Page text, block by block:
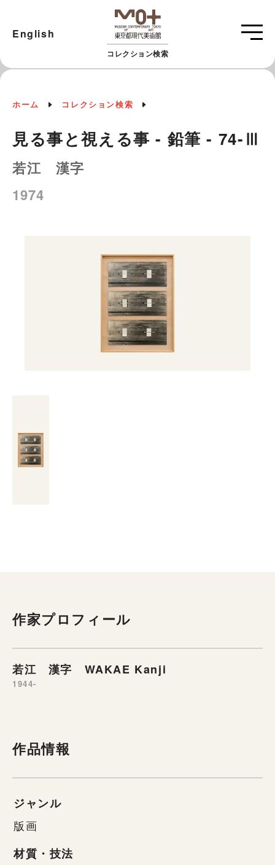
コレクション検索
English
ホーム コレクション検索
見る事と視える事 - 鉛筆 - 74-Ⅲ
若江 漢字
1974
作家プロフィール
若江 漢字 WAKAE Kanji
1944-
作品情報
ジャンル
版画
材質・技法